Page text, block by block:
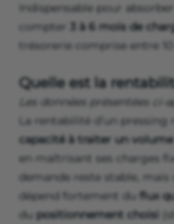
Indispensable pour
compter
3 à 6 mois de
trésorerie comprise entre
Quelle est la
Les données présentées
La rentabilité d’un
capacité à traiter un
en maîtrisant ses charges
demande reste stable, mais
dépend fortement du flux
du positionnement choisi